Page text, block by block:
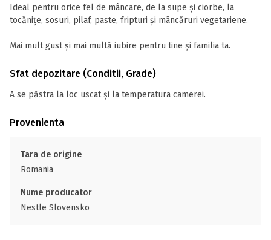
Ideal pentru orice fel de mâncare, de la supe și ciorbe, la
tocănițe, sosuri, pilaf, paste, fripturi și mâncăruri vegetariene.
Mai mult gust și mai multă iubire pentru tine și familia ta.
Sfat depozitare (Conditii, Grade)
A se păstra la loc uscat și la temperatura camerei.
Provenienta
Tara de origine
Romania
Nume producator
Nestle Slovensko